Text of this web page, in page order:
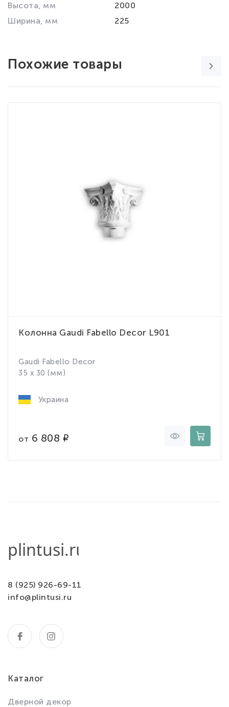
Высота, мм
2000
Ширина, мм
225
Похожие товары
Колонна Gaudi Fabello Decor L901
Gaudi Fabello Decor
35 x 30 (мм)
Украина
от 6 808
8 (925) 926-69-11
info@plintusi.ru
Каталог
Дверной декор